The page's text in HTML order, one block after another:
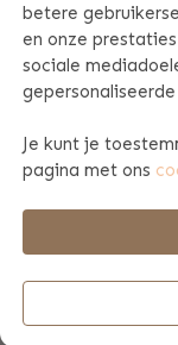
PRODUCT
BETAAL &
betere
en onze
sociale
Je kunt je
pagina met ons